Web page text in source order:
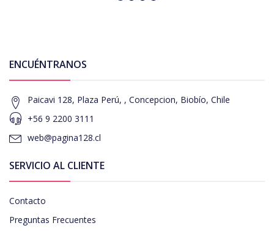
ENCUÉNTRANOS
Paicavi 128, Plaza Perú, , Concepcion, Biobío, Chile
+56 9 2200 3111
web@pagina128.cl
SERVICIO AL CLIENTE
Contacto
Preguntas Frecuentes